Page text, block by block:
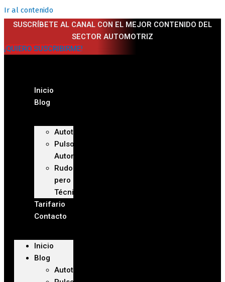
Ir al contenido
SUSCRÍBETE AL CANAL CON EL MEJOR CONTENIDO DEL
SECTOR AUTOMOTRIZ
¡QUIERO SUSCRIBIRME!
Inicio
Blog
Autoteca
Pulso
Automotriz
Rudo
pero
Técnico
Tarifario
Contacto
Inicio
Blog
Autoteca